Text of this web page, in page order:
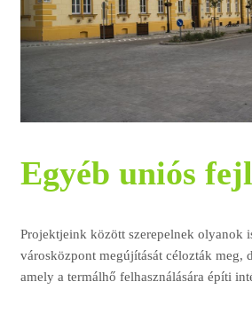
Egyéb uniós
Projektjeink között szerepelnek olyanok
városközpont megújítását célozták meg,
amely a termálhő felhasználására építi